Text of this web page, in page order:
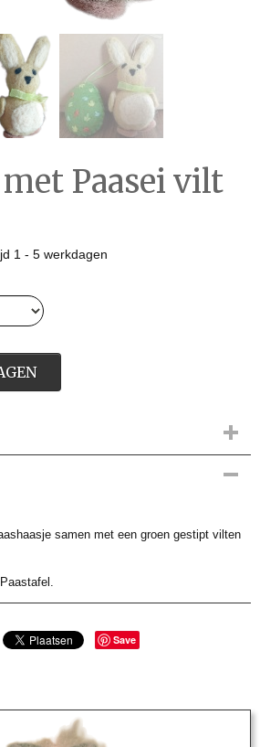
met Paasei vilt
1 - 5 werkdagen
samen met een groen gestipt vilten
Save